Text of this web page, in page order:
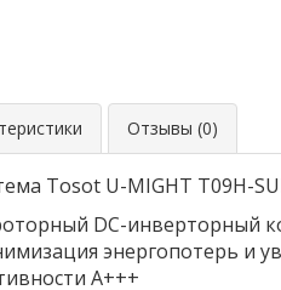
Отзывы (0)
Tosot U-MIGHT T09H-
DC-инверторный
энергопотерь и
A+++